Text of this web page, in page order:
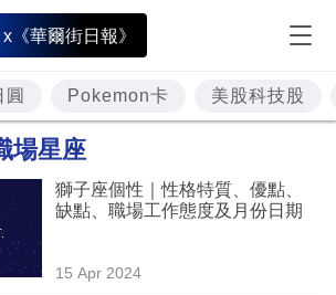
《華爾街日報》
圓 Pokemon卡 美股科技股
場星座
獅子座個性｜性格特質、優點、
缺點、職場工作態度及月份日期
15 Apr 2024